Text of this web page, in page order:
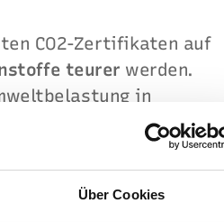
Über Cookies
CO2-Zertifikaten auf
teurer werden.
in
bis 2050"
umsteigen.